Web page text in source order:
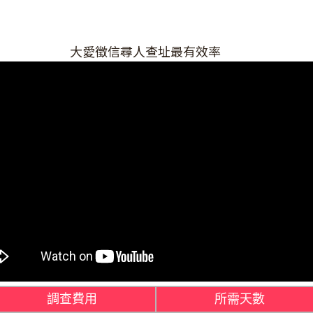
大愛徵信尋人查址最有效率
調查費用 所需天數